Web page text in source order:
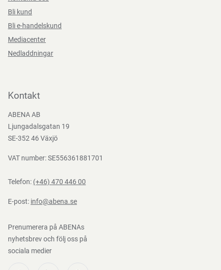
Bli kund
Bli e-handelskund
Mediacenter
Nedladdningar
Kontakt
ABENA AB
Ljungadalsgatan 19
SE-352 46 Växjö
VAT number: SE556361881701
Telefon: (+46) 470 446 00
E-post: info@abena.se
Prenumerera på ABENAs
nyhetsbrev och följ oss på
sociala medier